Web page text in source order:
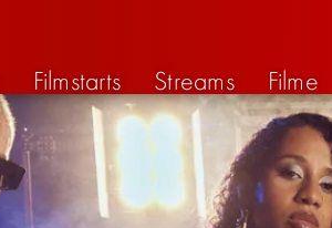
Filmstarts Streams Filme